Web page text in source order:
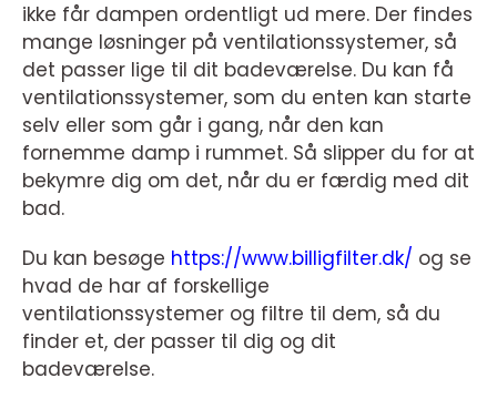
ikke får dampen ordentligt ud mere. Der findes
mange løsninger på ventilationssystemer, så
det passer lige til dit badeværelse. Du kan få
ventilationssystemer, som du enten kan starte
selv eller som går i gang, når den kan
fornemme damp i rummet. Så slipper du for at
bekymre dig om det, når du er færdig med dit
bad.
Du kan besøge https://www.billigfilter.dk/ og se
hvad de har af forskellige
ventilationssystemer og filtre til dem, så du
finder et, der passer til dig og dit
badeværelse.